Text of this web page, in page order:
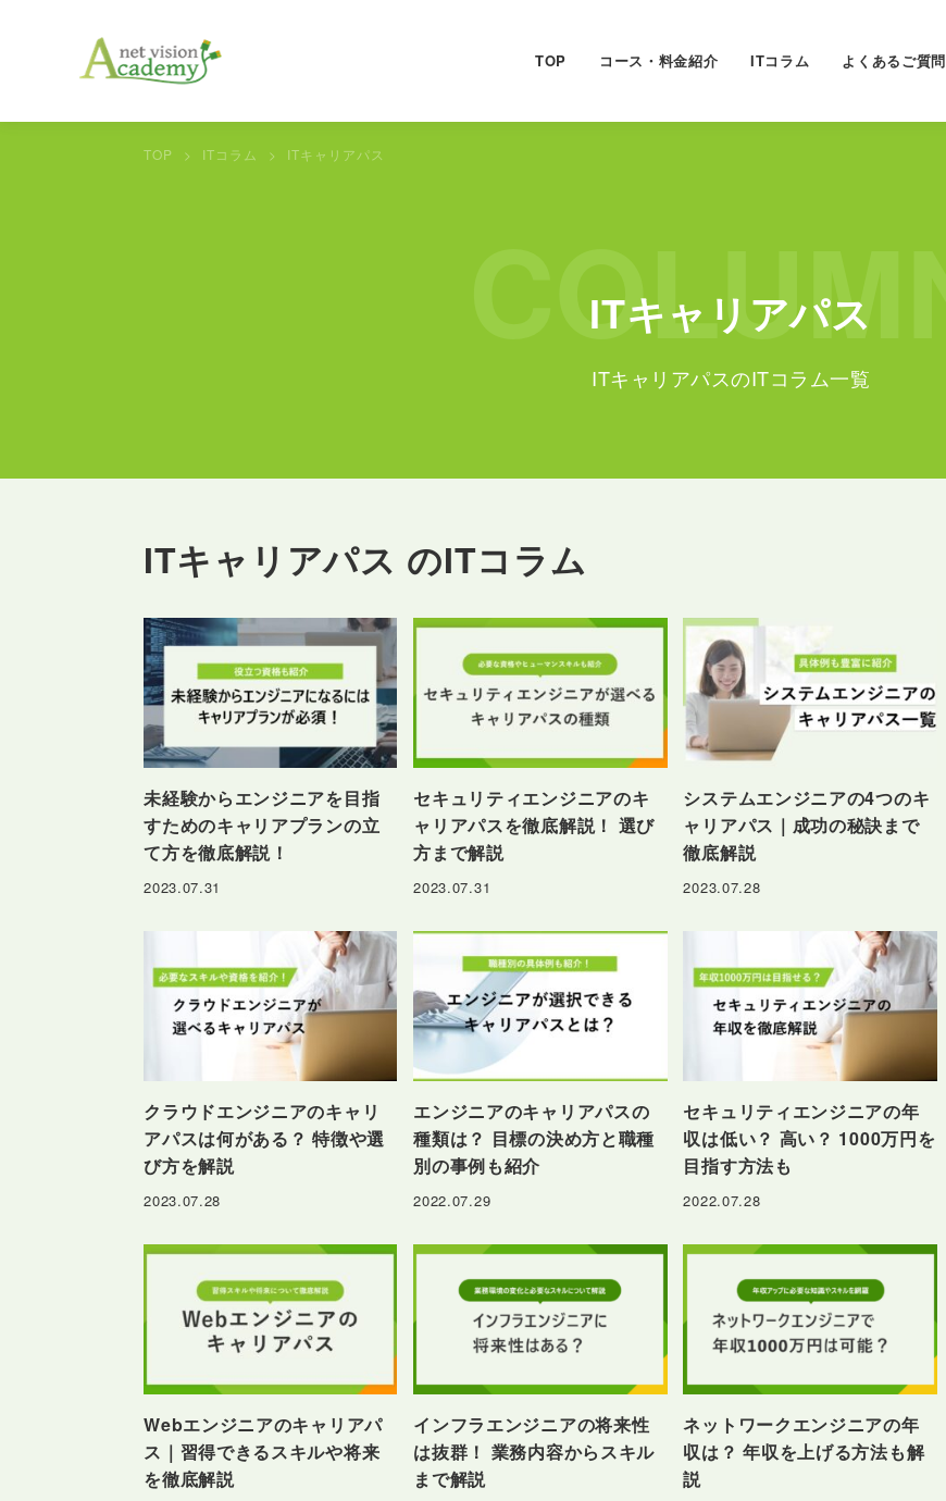
TOP コース・料金紹介 ITコラム よくあるご質問
TOP ITコラム ITキャリアパス
COLUMN
ITキャリアパス
ITキャリアパスのITコラム一覧
ITキャリアパス のITコラム
未経験からエンジニアを目指
すためのキャリアプランの立
て方を徹底解説！
2023.07.31
セキュリティエンジニアのキ
ャリアパスを徹底解説！ 選び
方まで解説
2023.07.31
システムエンジニアの4つのキ
ャリアパス｜成功の秘訣まで
徹底解説
2023.07.28
クラウドエンジニアのキャリ
アパスは何がある？ 特徴や選
び方を解説
2023.07.28
エンジニアのキャリアパスの
種類は？ 目標の決め方と職種
別の事例も紹介
2022.07.29
セキュリティエンジニアの年
収は低い？ 高い？ 1000万円を
目指す方法も
2022.07.28
Webエンジニアのキャリアパ
ス｜習得できるスキルや将来
を徹底解説
インフラエンジニアの将来性
は抜群！ 業務内容からスキル
まで解説
ネットワークエンジニアの年
収は？ 年収を上げる方法も解
説